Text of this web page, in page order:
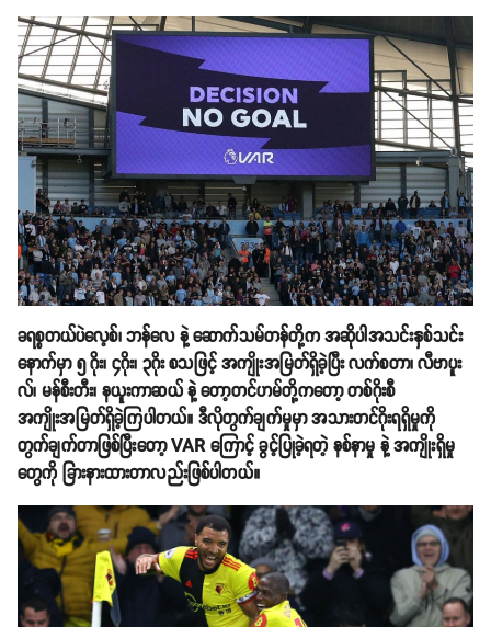
ခရစ္စတယ်ပဲလေ့စ်၊ ဘန်လေ နဲ့ ဆောက်သမ်တန်တို့က အဆိုပါအသင်းနှစ်သင်း
နောက်မှာ ၅ ဂိုး၊ ၄ဂိုး၊ ၃ဂိုး စသဖြင့် အကျိုးအမြတ်ရှိခဲ့ပြီး လက်စတာ၊ လီဗာပူး
လ်၊ မန်စီးတီး၊ နယူးကာဆယ် နဲ့ တော့တင်ဟမ်တို့ကတော့ တစ်ဂိုးစီ
အကျိုးအမြတ်ရှိခဲ့ကြပါတယ်။ ဒီလိုတွက်ချက်မှုမှာ အသားတင်ဂိုးရရှိမှုကို
တွက်ချက်တာဖြစ်ပြီးတော့ VAR ကြောင့် ခွင့်ပြုခဲ့ရတဲ့ နစ်နာမှု နဲ့ အကျိုးရှိမှု
တွေကို ခြားနားထားတာလည်းဖြစ်ပါတယ်။